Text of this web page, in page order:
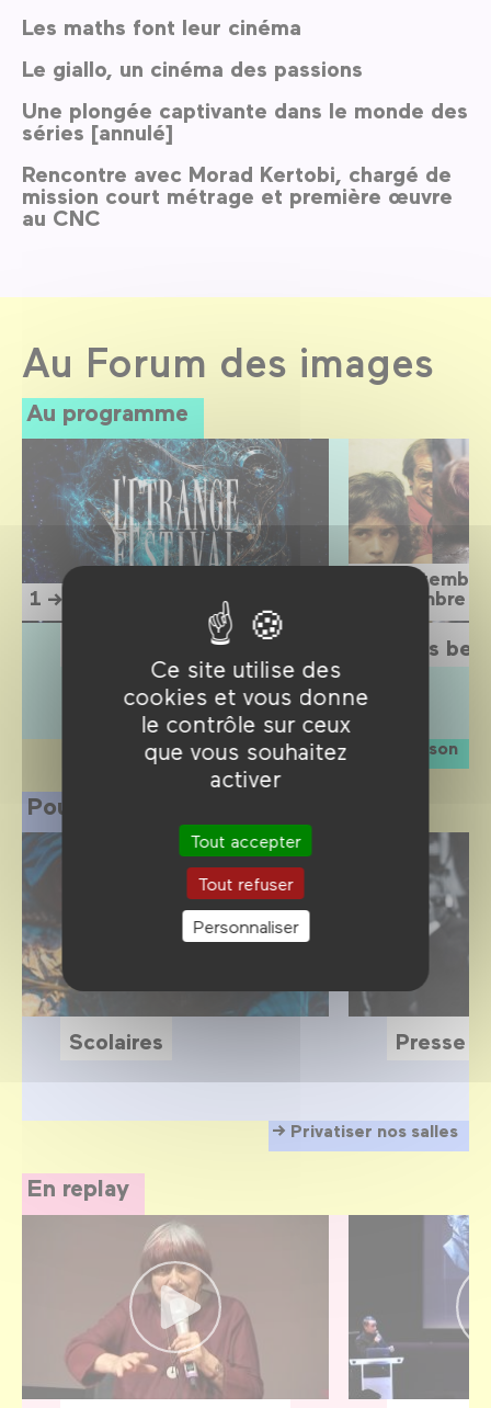
Ce site utilise des
cookies et vous donne
le contrôle sur ceux
que vous souhaitez
activer
Tout accepter
Tout refuser
Personnaliser
Les maths font leur cinéma
Le giallo, un cinéma des passions
Une plongée captivante dans le monde des
séries [annulé]
Rencontre avec Morad Kertobi, chargé de
mission court métrage et première œuvre
au CNC
Au Forum des images
Au programme
La saison
1 → 12 septembre 2026
L'Étrange Festival 2026
15
1 novembre
Sois
Pour les professionnels
Privatiser nos salles
Scolaires Presse
En replay